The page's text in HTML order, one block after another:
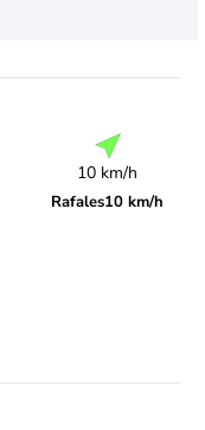
10 km/h
Rafales10 km/h